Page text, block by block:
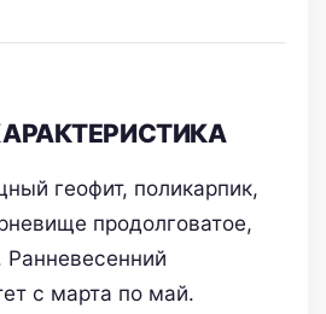
геофит, поликарпик,
продолговатое,
Ранневесенний
с марта по май.